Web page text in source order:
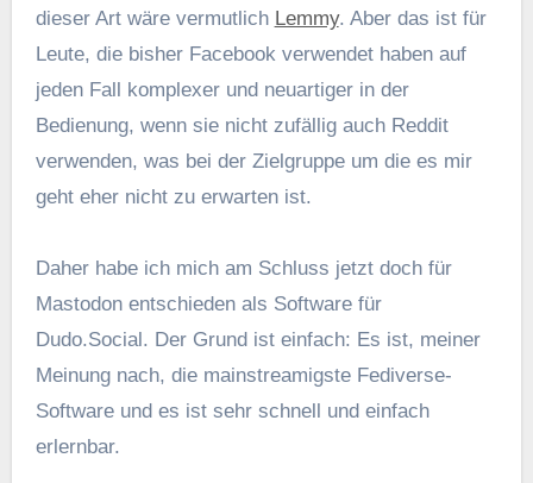
dieser Art wäre vermutlich Lemmy. Aber das ist für
Leute, die bisher Facebook verwendet haben auf
jeden Fall komplexer und neuartiger in der
Bedienung, wenn sie nicht zufällig auch Reddit
verwenden, was bei der Zielgruppe um die es mir
geht eher nicht zu erwarten ist.
Daher habe ich mich am Schluss jetzt doch für
Mastodon entschieden als Software für
Dudo.Social. Der Grund ist einfach: Es ist, meiner
Meinung nach, die mainstreamigste Fediverse-
Software und es ist sehr schnell und einfach
erlernbar.